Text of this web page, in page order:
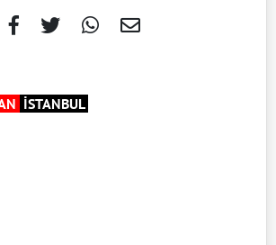
İSTANBUL